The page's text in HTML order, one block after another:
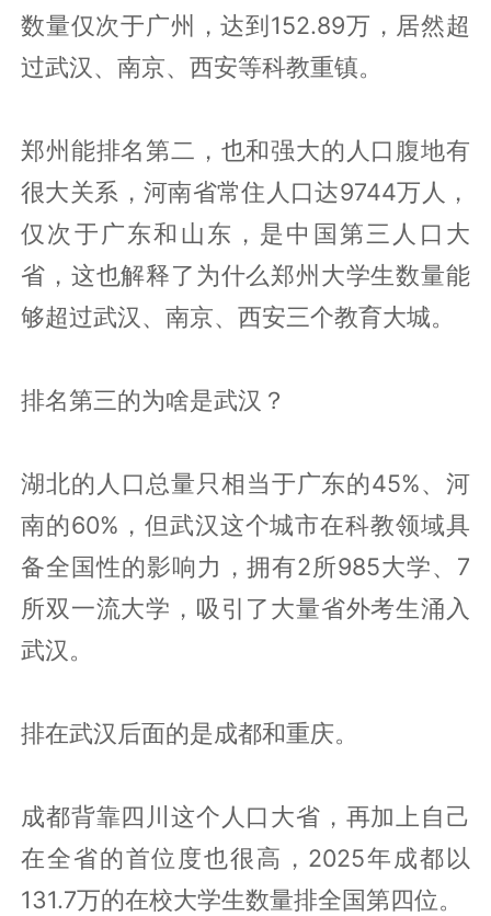
数量仅次于广州，达到152.89万，居然超
过武汉、南京、西安等科教重镇。
郑州能排名第二，也和强大的人口腹地有
很大关系，河南省常住人口达9744万人，
仅次于广东和山东，是中国第三人口大
省，这也解释了为什么郑州大学生数量能
够超过武汉、南京、西安三个教育大城。
排名第三的为啥是武汉？
湖北的人口总量只相当于广东的45%、河
南的60%，但武汉这个城市在科教领域具
备全国性的影响力，拥有2所985大学、7
所双一流大学，吸引了大量省外考生涌入
武汉。
排在武汉后面的是成都和重庆。
成都背靠四川这个人口大省，再加上自己
在全省的首位度也很高，2025年成都以
131.7万的在校大学生数量排全国第四位。